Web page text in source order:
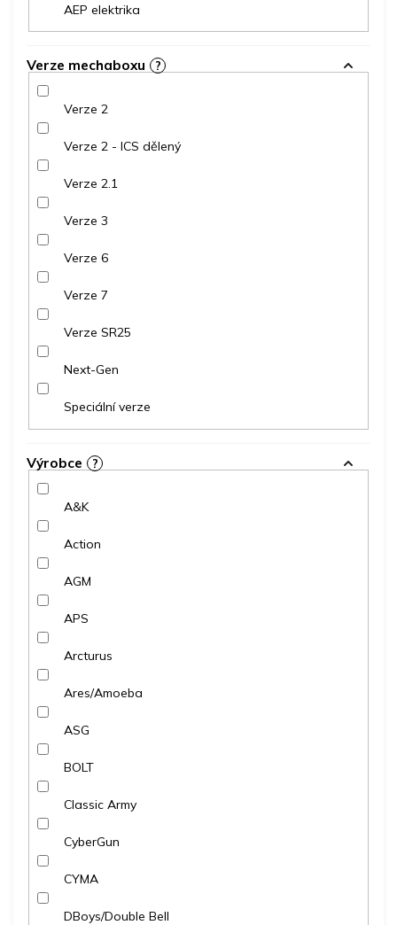
AEP elektrika
Verze mechaboxu ?
Verze 2
Verze 2 - ICS dělený
Verze 2.1
Verze 3
Verze 6
Verze 7
Verze SR25
Next-Gen
Speciální verze
Výrobce ?
A&K
Action
AGM
APS
Arcturus
Ares/Amoeba
ASG
BOLT
Classic Army
CyberGun
CYMA
DBoys/Double Bell